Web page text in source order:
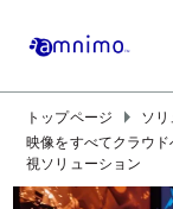
トップページ arrow_right ソ
映像をすべてクラウ
視ソリューション